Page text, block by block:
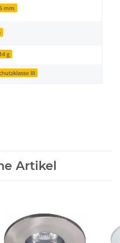
mm
g
III
Artikel